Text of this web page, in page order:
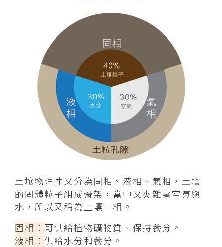
土壤物理性又分為固相、液相、氣相，土壤
的固體粒子組成骨架，當中又夾雜著空氣與
水，所以又稱為土壤三相。
固相： 可供給植物礦物質、保持養分。
液相：供給水分和養分。